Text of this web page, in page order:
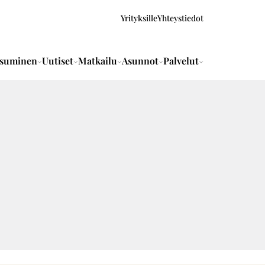
YrityksilleYhteystiedot
Uutiset Matkailu Asunnot Palvelut